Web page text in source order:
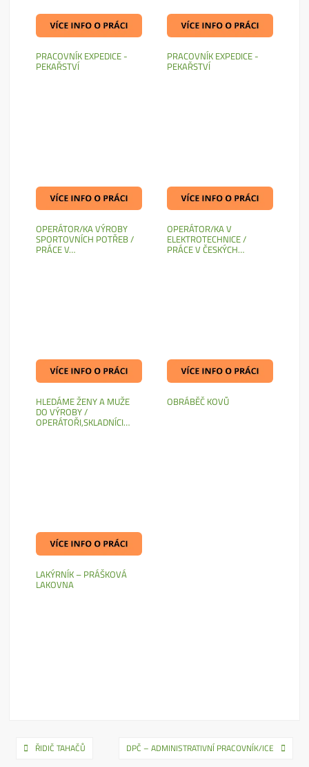
PRACOVNÍK EXPEDICE -
PEKAŘSTVÍ
PRACOVNÍK EXPEDICE -
PEKAŘSTVÍ
OPERÁTOR/KA VÝROBY
SPORTOVNÍCH POTŘEB /
PRÁCE V…
OPERÁTOR/KA V
ELEKTROTECHNICE /
PRÁCE V ČESKÝCH…
HLEDÁME ŽENY A MUŽE
DO VÝROBY /
OPERÁTOŘI,SKLADNÍCI…
OBRÁBĚČ KOVŮ
LAKÝRNÍK – PRÁŠKOVÁ
LAKOVNA
Navigace
ŘIDIČ TAHAČŮ DPČ – ADMINISTRATIVNÍ PRACOVNÍK/ICE